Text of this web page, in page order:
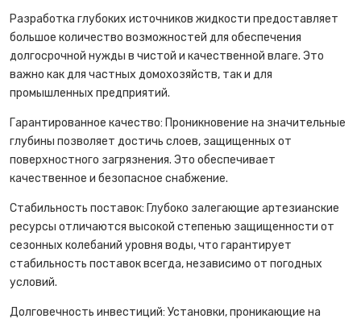
Разработка глубоких источников жидкости предоставляет
большое количество возможностей для обеспечения
долгосрочной нужды в чистой и качественной влаге. Это
важно как для частных домохозяйств, так и для
промышленных предприятий.
Гарантированное качество: Проникновение на значительные
глубины позволяет достичь слоев, защищенных от
поверхностного загрязнения. Это обеспечивает
качественное и безопасное снабжение.
Стабильность поставок: Глубоко залегающие артезианские
ресурсы отличаются высокой степенью защищенности от
сезонных колебаний уровня воды, что гарантирует
стабильность поставок всегда, независимо от погодных
условий.
Долговечность инвестиций: Установки, проникающие на